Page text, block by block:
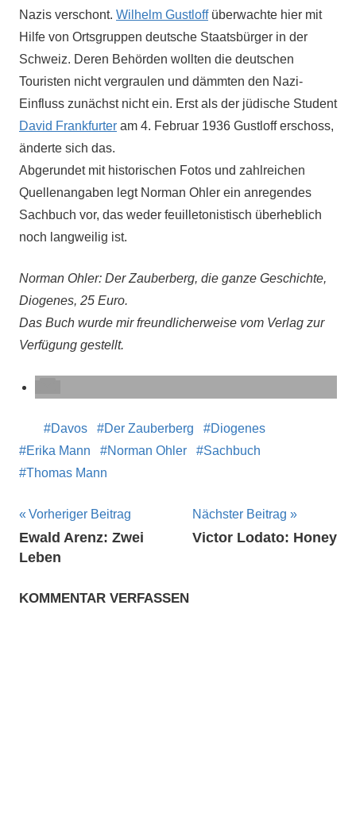
Nazis verschont. Wilhelm Gustloffüberwachte hier mit
Hilfe von Ortsgruppen deutsche Staatsbürger in der
Schweiz. Deren Behörden wollten die deutschen
Touristen nicht vergraulen und dämmten den Nazi-
Einfluss zunächst nicht ein. Erst als der jüdische Student
David Frankfurter am 4. Februar 1936 Gustloff erschoss,
änderte sich das.
Abgerundet mit historischen Fotos und zahlreichen
Quellenangaben legt Norman Ohler ein anregendes
Sachbuch vor, das weder feuilletonistisch überheblich
noch langweilig ist.
Norman Ohler: Der Zauberberg, die ganze Geschichte,
Diogenes, 25 Euro.
Das Buch wurde mir freundlicherweise vom Verlag zur
Verfügung gestellt.
Davos Der Zauberberg
Diogenes
Erika Mann
Norman Ohler
Sachbuch
Thomas Mann
Beitragsnavigation
Vorheriger Beitrag
Ewald Arenz: Zwei
Leben
Nächster Beitrag
Victor Lodato: Honey
KOMMENTAR VERFASSEN